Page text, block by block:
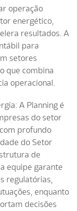
operação
energético,
resultados. A
para
setores
que combina
operacional.
A Planning é
do setor
profundo
do Setor
de
equipe garante
regulatórias,
enquanto
decisões